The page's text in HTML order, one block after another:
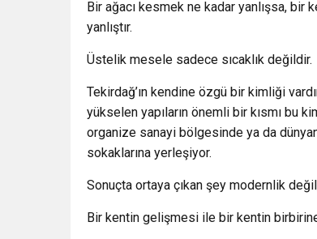
Bir ağacı kesmek ne kadar yanlışsa,
yanlıştır.
Üstelik mesele sadece sıcaklık değildir.
Tekirdağ’ın kendine özgü bir kimliği
yükselen yapıların önemli bir kısmı bu
organize sanayi bölgesinde ya da
sokaklarına yerleşiyor.
Sonuçta ortaya çıkan şey modernlik
Bir kentin gelişmesi ile bir kentin